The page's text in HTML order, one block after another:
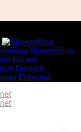
Slovenščina
Italiano
Deutsch
Ελληνικά